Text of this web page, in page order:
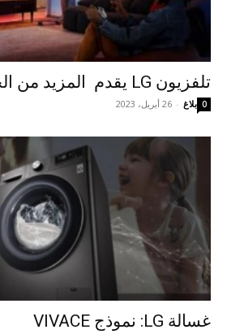
تلفزيون LG يقدم المزيد من الخيارات للاعبين
بلاغ - 26 أبريل، 2023 0
غسالة LG: نموذج VIVACE